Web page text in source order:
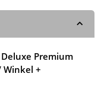
Premium
Winkel +